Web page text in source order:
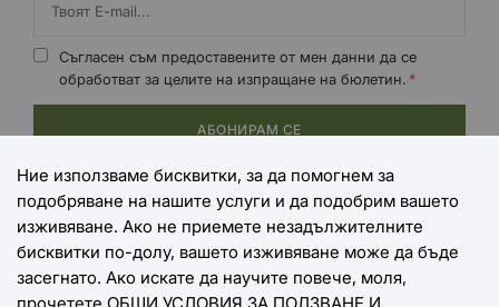
Съгласен съм предоставените от мен данни да се
обработват за целите на изпращане на бюлетин.
АБОНИРАМ СЕ
НАЧИНИ НА ПЛАЩАНЕ
Ние използваме бисквитки, за да помогнем за
подобряване на нашите услуги и да подобрим вашето
изживяване. Ако не приемете незадължителните
бисквитки по-долу, вашето изживяване може да бъде
засегнато. Ако искате да научите повече, моля,